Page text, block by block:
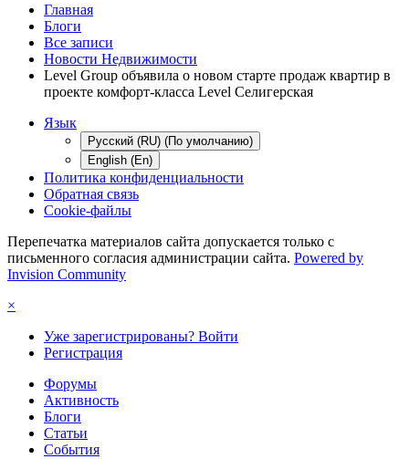
Главная
Блоги
Все записи
Новости Недвижимости
Level Group объявила о новом старте продаж квартир в
проекте комфорт-класса Level Селигерская
Язык
Русский (RU) (По умолчанию)
English (En)
Политика конфиденциальности
Обратная связь
Cookie-файлы
Перепечатка материалов сайта допускается только с
письменного согласия администрации сайта. Powered by
Invision Community
×
Уже зарегистрированы? Войти
Регистрация
Форумы
Активность
Блоги
Статьи
События